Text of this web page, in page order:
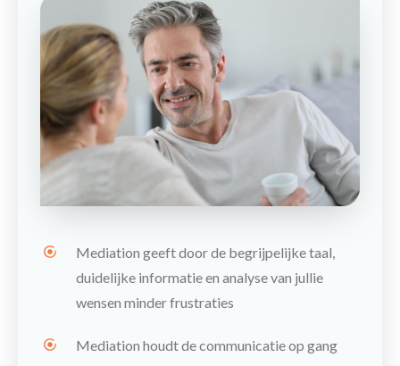
Mediation geeft door de begrijpelijke taal,
duidelijke informatie en analyse van jullie
wensen minder frustraties
Mediation houdt decommunicatie op gang